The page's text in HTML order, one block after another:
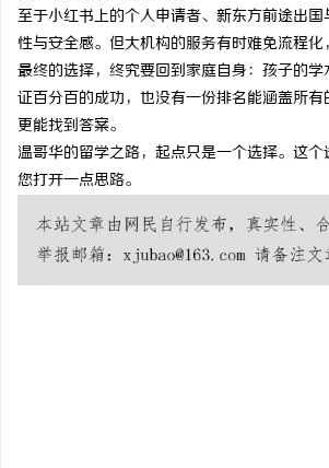
至于小红书上的个人申请者、新东方前途出
性与安全感。但大机构的服务有时难免流程
最终的选择，终究要回到家庭自身：孩子的
证百分百的成功，也没有一份排名能涵盖所
更能找到答案。
温哥华的留学之路，起点只是一个选择。这
您打开一点思路。